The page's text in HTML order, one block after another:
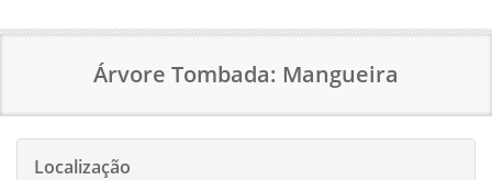
Árvore Tombada: Mangueira
Localização